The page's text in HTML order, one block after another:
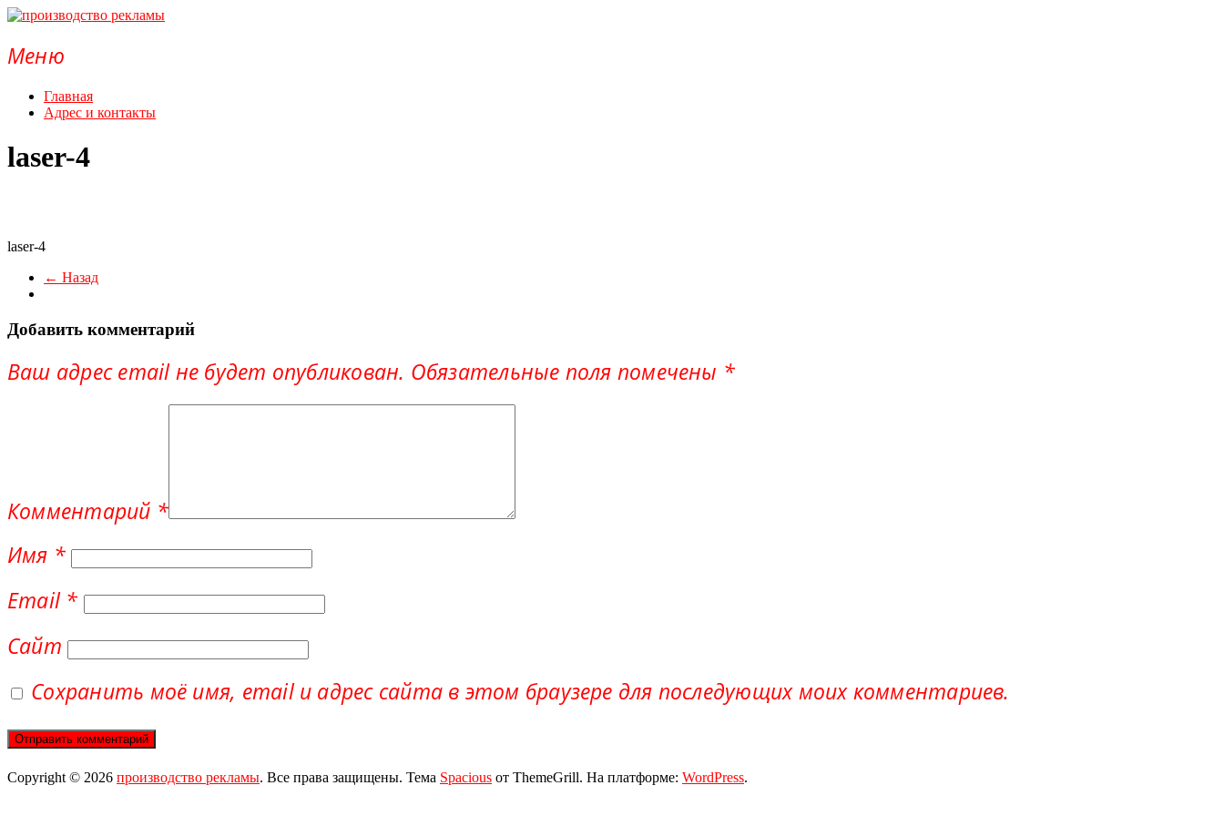
Перейти
содержимому
производство
рекламы
изготовление
Меню
Главная
Адрес и контакты
laser-4
laser-4
← Назад
Добавить комментарий
Ваш адрес email не будет опубликован. Обязательные поля помечены *
Комментарий *
Имя *
Email *
Сайт
Сохранить моё имя, email и адрес сайта в этом браузере для последующих моих комментариев.
Copyright © 2026 производство рекламы. Все права защищены. Тема Spacious от ThemeGrill. На платформе: WordPress.